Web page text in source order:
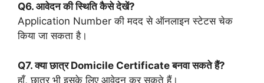
Q6. आवेदन की स्थिति कैसे देखें?
Application Number की मदद से ऑनलाइन स्टेटस चेक
किया जा सकता है।
Q7. क्या छात्र Domicile Certificate बनवा सकते हैं?
हाँ, छात्र भी इसके लिए आवेदन कर सकते हैं।